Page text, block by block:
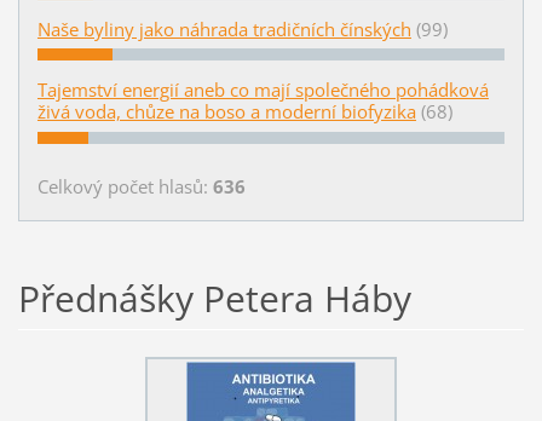
Naše byliny jako náhrada tradičních čínských (99)
Tajemství energií aneb co mají společného pohádková
živá voda, chůze na boso a moderní biofyzika (68)
Celkový počet hlasů: 636
Přednášky Petera Háby